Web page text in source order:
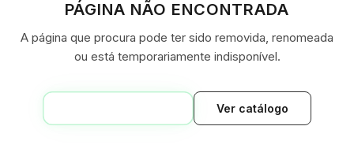
PÁGINA NÃO ENCONTRADA
A página que procura pode ter sido removida, renomeada
ou está temporariamente indisponível.
Ver catálogo